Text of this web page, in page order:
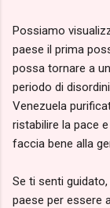
Possiamo
paese il prima
possa tornare a
periodo di
Venezuela
ristabilire la pace
faccia bene alla
Se ti senti
paese per essere